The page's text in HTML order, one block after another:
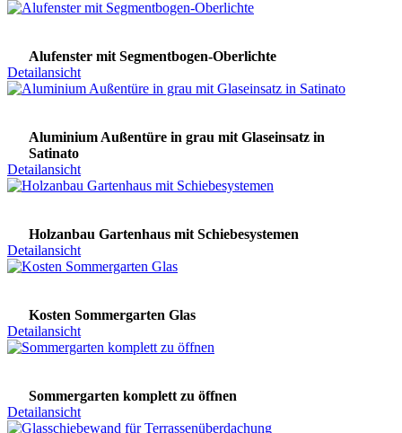
Alufenster mit Segmentbogen-Oberlichte
Detailansicht
Aluminium Außentüre in grau mit Glaseinsatz in
Satinato
Detailansicht
Holzanbau Gartenhaus mit Schiebesystemen
Detailansicht
Kosten Sommergarten Glas
Detailansicht
Sommergarten komplett zu öffnen
Detailansicht